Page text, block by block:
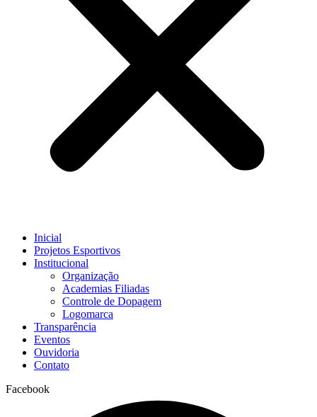
Inicial
Projetos Esportivos
Institucional
Organização
Academias Filiadas
Controle de Dopagem
Logomarca
Transparência
Eventos
Ouvidoria
Contato
Facebook